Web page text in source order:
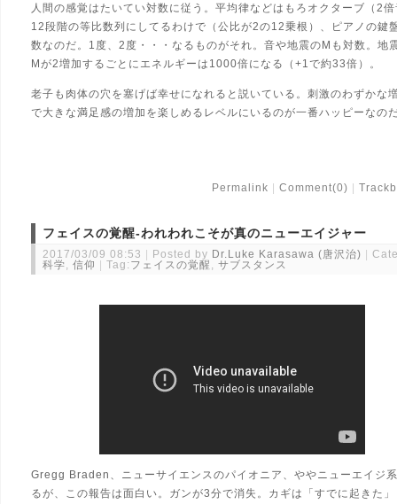
人間の感覚はたいてい対数に従う。平均律などはもろオクターブ（2
12段階の等比数列にしてるわけで（公比が2の12乗根）、ピアノの鍵
数なのだ。1度、2度・・・なるものがそれ。音や地震のMも対数。地
Mが2増加するごとにエネルギーは1000倍になる（+1で約33倍）。
老子も肉体の穴を塞げば幸せになれると説いている。刺激のわずかな
で大きな満足感の増加を楽しめるレベルにいるのが一番ハッピーなの
Permalink Comment(0)
フェイスの覚醒-われわれこそが真のニューエイジャー
2017/03/09 08:53 Posted by Dr.Luke Karasawa (唐沢治)
科学, 信仰 Tag: フェイスの覚醒 , サブスタンス
Gregg Braden、ニューサイエンスのパイオニア、ややニューエイジ
るが、この報告は面白い。ガンが3分で消失。カギは「すでに起きた